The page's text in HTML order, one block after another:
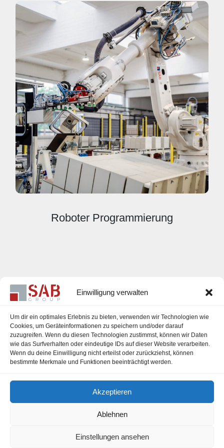
Einwilligung verwalten
Um dir ein optimales Erlebnis zu bieten, verwenden wir Technologien wie
Cookies, um Geräteinformationen zu speichern und/oder darauf
zuzugreifen. Wenn du diesen Technologien zustimmst, können wir Daten
wie das Surfverhalten oder eindeutige IDs auf dieser Website verarbeiten.
Wenn du deine Einwilligung nicht erteilst oder zurückziehst, können
bestimmte Merkmale und Funktionen beeinträchtigt werden.
Akzeptieren
Ablehnen
Einstellungen ansehen
Roboter Programmierung
Karriere
Impressum
Datenschutzerklärung
Cookie-Richtlinie (EU)
office@sab-group.com